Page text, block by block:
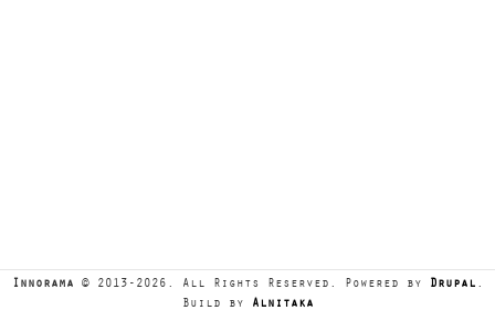
Innorama © 2013-2026. All Rights Reserved. Powered by Drupal .
Build by
Alnitaka